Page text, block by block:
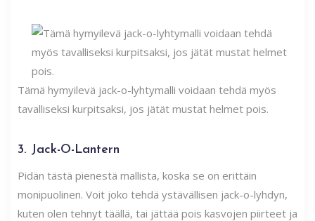
Tämä hymyilevä jack-o-lyhtymalli voidaan tehdä myös
tavalliseksi kurpitsaksi, jos jätät mustat helmet pois.
3. Jack-O-Lantern
Pidän tästä pienestä mallista, koska se on erittäin
monipuolinen. Voit joko tehdä ystävällisen jack-o-lyhdyn,
kuten olen tehnyt täällä, tai jättää pois kasvojen piirteet ja